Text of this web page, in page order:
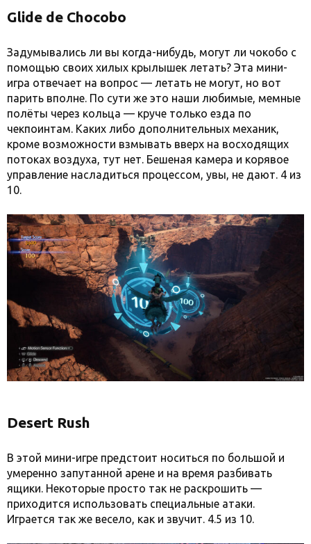
Glide de Chocobo
Задумывались ли вы когда-нибудь, могут ли чокобо с
помощью своих хилых крылышек летать? Эта мини-
игра отвечает на вопрос — летать не могут, но вот
парить вполне. По сути же это наши любимые, мемные
полёты через кольца — круче только езда по
чекпоинтам. Каких либо дополнительных механик,
кроме возможности взмывать вверх на восходящих
потоках воздуха, тут нет. Бешеная камера и корявое
управление насладиться процессом, увы, не дают. 4 из
10.
Desert Rush
В этой мини-игре предстоит носиться по большой и
умеренно запутанной арене и на время разбивать
ящики. Некоторые просто так не раскрошить —
приходится использовать специальные атаки.
Играется так же весело, как и звучит. 4.5 из 10.